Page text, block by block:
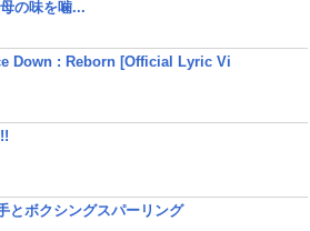
の味を噛...
Down : Reborn [Official Lyric Vi
とボクシングスパーリング